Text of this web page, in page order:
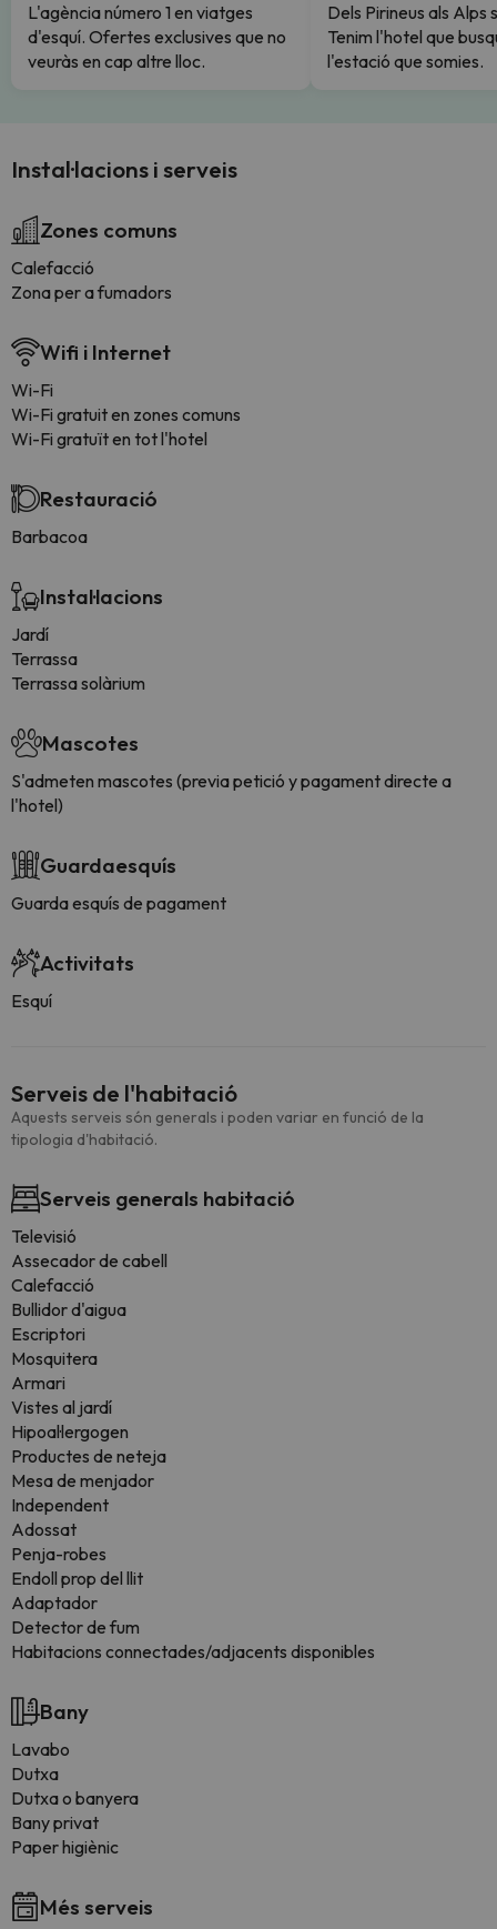
L'agència número 1 en viatges
d'esquí. Ofertes exclusives que no
veuràs en cap altre lloc.
Dels Pirineus als Alps
Tenim l'hotel que
l'estació que somies.
Instal·lacions i serveis
Zones comuns
Calefacció
Zona per a fumadors
Wifi i Internet
Wi-Fi
Wi-Fi gratuit en zones comuns
Wi-Fi gratuït en tot l'hotel
Restauració
Barbacoa
Instal·lacions
Jardí
Terrassa
Terrassa solàrium
Mascotes
S'admeten mascotes (previa petició y pagament directe a
l'hotel)
Guardaesquís
Guarda esquís de pagament
Activitats
Esquí
Serveis de l'habitació
Aquests serveis són generals i poden variar en funció de la
tipologia d'habitació.
Serveis generals habitació
Televisió
Assecador de cabell
Calefacció
Bullidor d'aigua
Escriptori
Mosquitera
Armari
Vistes al jardí
Hipoal·lergogen
Productes de neteja
Mesa de menjador
Independent
Adossat
Penja-robes
Endoll prop del llit
Adaptador
Detector de fum
Habitacions connectades/adjacents disponibles
Bany
Lavabo
Dutxa
Dutxa o banyera
Bany privat
Paper higiènic
Més serveis